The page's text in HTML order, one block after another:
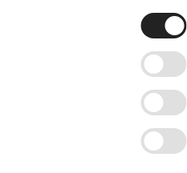
Klicken auf das Privacy
widerrufen
wir auch gerne:
einige Meter genau sein
(Fingerprinting)